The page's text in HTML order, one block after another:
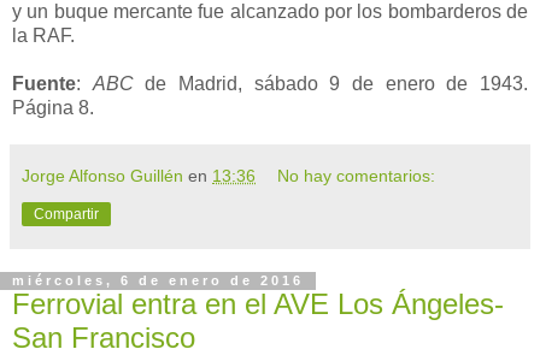
y un buque mercante fue alcanzado por los bombarderos de
la RAF.
Fuente:ABCde Madrid, sábado 9 de enero de 1943.
Página 8.
Jorge Alfonso Guillén en 13:36 No hay comentarios:
Compartir
miércoles, 6 de enero de 2016
Ferrovial entra en el AVE Los Ángeles-
San Francisco